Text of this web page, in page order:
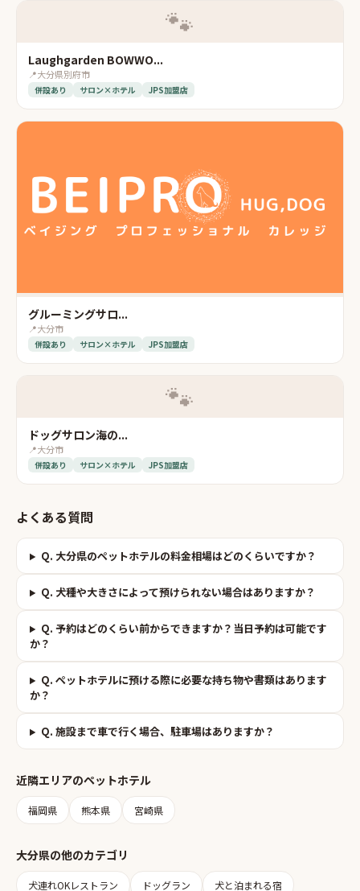
🐾
Laughgarden BOWWO...
📍大分県別府市
併設あり サロン×ホテル JPS加盟店
グルーミングサロ...
📍大分市
併設あり サロン×ホテル JPS加盟店
🐾
ドッグサロン海の...
📍大分市
併設あり サロン×ホテル JPS加盟店
よくある質問
Q. 大分県のペットホテルの料金相場はどのくらいですか？
Q. 犬種や大きさによって預けられない場合はありますか？
Q. 予約はどのくらい前からできますか？当日予約は可能です
か？
Q. ペットホテルに預ける際に必要な持ち物や書類はあります
か？
Q. 施設まで車で行く場合、駐車場はありますか？
近隣エリアのペットホテル
福岡県 熊本県 宮崎県
大分県の他のカテゴリ
犬連れOKレストラン ドッグラン 犬と泊まれる宿